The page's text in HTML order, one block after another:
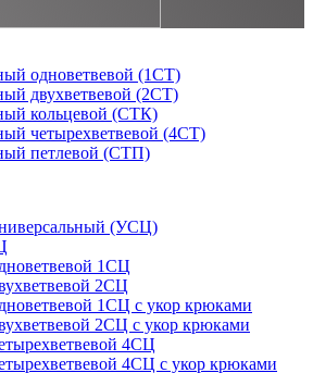
одноветвевой (1СТ)
двухветвевой (2СТ)
кольцевой (СТК)
четырехветвевой (4СТ)
петлевой (СТП)
(УСЦ)
1СЦ
2СЦ
1СЦ с укор крюками
2СЦ с укор крюками
4СЦ
4СЦ с укор крюками